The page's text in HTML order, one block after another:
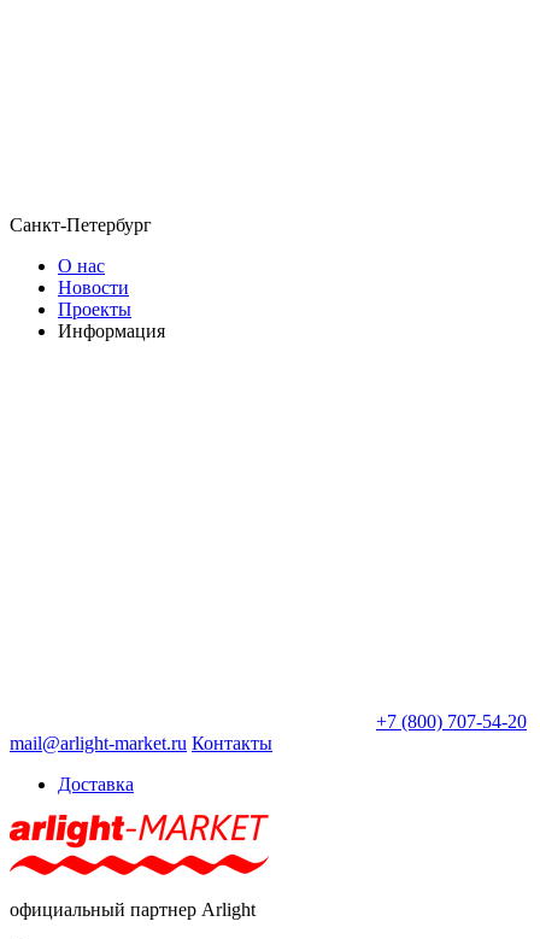
Санкт-Петербург
О нас
Новости
Проекты
Информация
+7 (800) 707-54-20
mail@arlight-market.ru Контакты
Доставка
официальный партнер Arlight